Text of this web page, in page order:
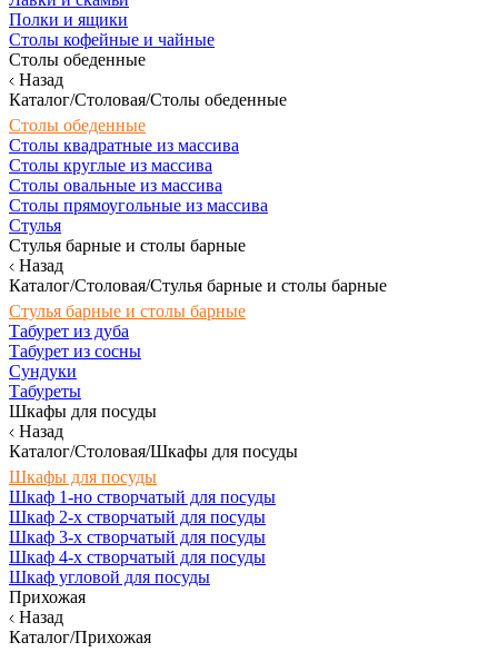
Полки и ящики
Столы кофейные и чайные
Столы обеденные
Назад
Каталог/Столовая/Столы обеденные
Столы обеденные
Столы квадратные из массива
Столы круглые из массива
Столы овальные из массива
Столы прямоугольные из массива
Стулья
Стулья барные и столы барные
Назад
Каталог/Столовая/Стулья барные и столы барные
Стулья барные и столы барные
Табурет из дуба
Табурет из сосны
Сундуки
Табуреты
Шкафы для посуды
Назад
Каталог/Столовая/Шкафы для посуды
Шкафы для посуды
Шкаф 1-но створчатый для посуды
Шкаф 2-х створчатый для посуды
Шкаф 3-х створчатый для посуды
Шкаф 4-х створчатый для посуды
Шкаф угловой для посуды
Прихожая
Назад
Каталог/Прихожая